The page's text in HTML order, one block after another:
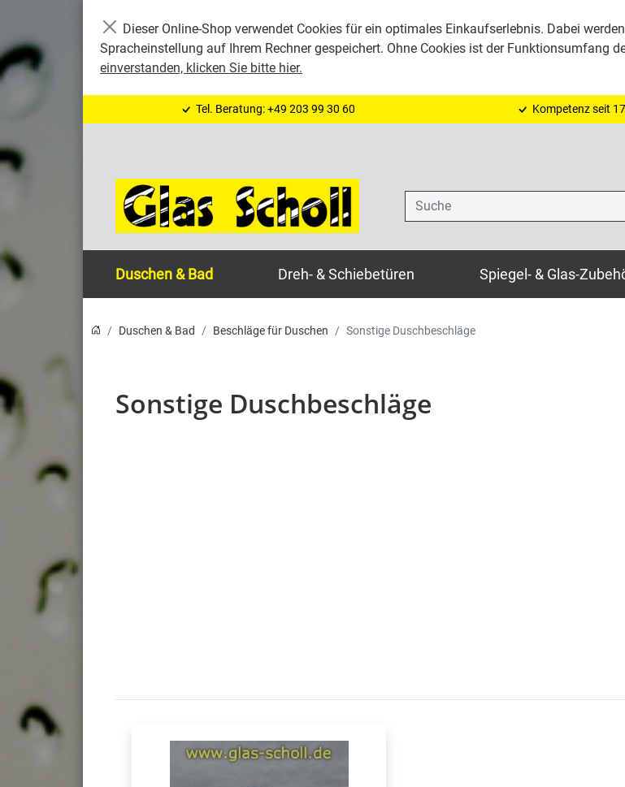
Schließen
Dieser Online-Shop verwendet Cookies für ein optimales Einkaufserlebnis. Dabei
Spracheinstellung auf Ihrem Rechner gespeichert. Ohne Cookies ist der Funktionsumfang
einverstanden, klicken Sie bitte hier.
Tel. Beratung: +49 203 99 30 60 Kompetenz seit
Suche
Duschen & Bad Dreh- & Schiebetüren Spiegel- & Glas-
Duschen & Bad Beschläge für Duschen Sonstige Duschbeschläge
Sonstige Duschbeschläge